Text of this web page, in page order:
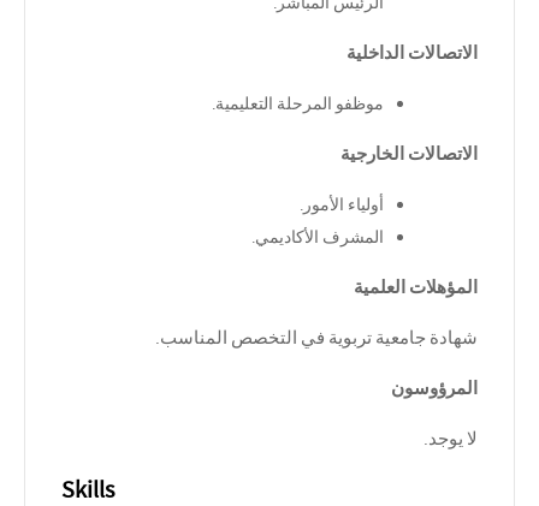
الاتصالات الداخلية
موظفو المرحلة التعليمية
الاتصالات الخارجية
أولياء الأمور
المشرف الأكاديمي
المؤهلات العلمية
شهادة جامعية تربوية في التخصص المناسب.
المرؤوسون
لا يوجد.
Skills